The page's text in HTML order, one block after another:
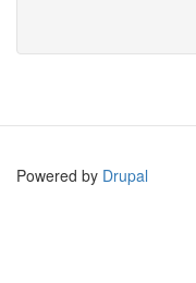
Powered by Drupal